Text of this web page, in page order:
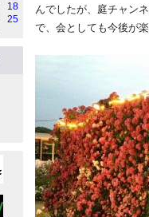
んでしたが、庭チャン
で、会としても今後が
18
25